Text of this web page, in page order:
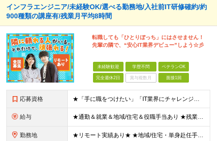
インフラエンジニア/未経験OK/選べる勤務地/入社前IT研修確約/約
900種類の講座有/残業月平均8時間
転職しても「ひとりぼっち」にはさせません！
先輩の隣で、“安心IT業界デビュー”しよう☆彡
未経験歓迎 学歴不問 ベテランOK
完全週休2日 賞与複数月 面接1回
応募資格 ★「手に職をつけたい」「IT業界にチャレンジしたい」方歓迎！ ■学歴不問 ■IT知識・理系文系不問！未経験・第二新卒OK ★ITサポート・IT事務やエンジニアの経験をお持ちの方は優遇します！ 地方在
給与 ★通勤＆就業＆地域/住宅＆役職手当あり ★残業代は全額支給 ★選べる給与制度あり！ ■東京・神奈川・千葉・埼玉勤務の場合 月給24.5万円～55万円＋諸手当 （残業代は全額支給） (20,000円の
勤務地 ★リモート実績あり★ ★地域/住宅・単身赴任手当などサポートも万全 ★転任費用や寮・社宅制度も完備しています ★勤務地については希望を考慮の上、決定します ★面接地エリアでの就業率92％以上！ 『地